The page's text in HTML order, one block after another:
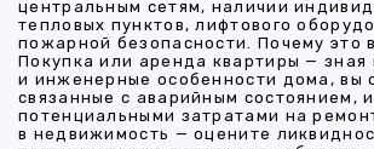
центральным сетям, наличии
тепловых пунктов, лифтового
пожарной безопасности. Почему это
Покупка или аренда квартиры — зная
и инженерные особенности дома, вы
связанные с аварийным состоянием,
потенциальными затратами на
в недвижимость — оцените